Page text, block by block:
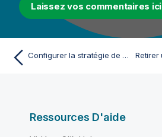
Laissez vos commentaires ici
Configurer la stratégie de réconciliation dans les préférences pour les conflits de déploiement
Ressources D'aide